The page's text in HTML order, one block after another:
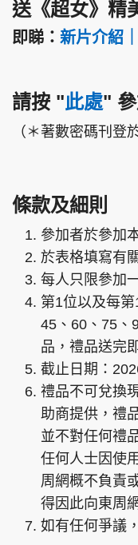
東周刊
頭條日報
親子王
頭條搵工
關於我們
聯絡我們
隱私政策聲明
送《超女》精
即睇： 新片介紹
請按 "此處"
（＊著數密碼刊登
條款及細則
參加者於參加
於表格填寫有
每人只限參加
第1位以及每
45、60、75、
品，禮品送完
截止日期：
禮品不可兌換
助商提供，禮
並不對任何禮
任何人士因使
周網概不負責
得因此向東周
如有任何爭議